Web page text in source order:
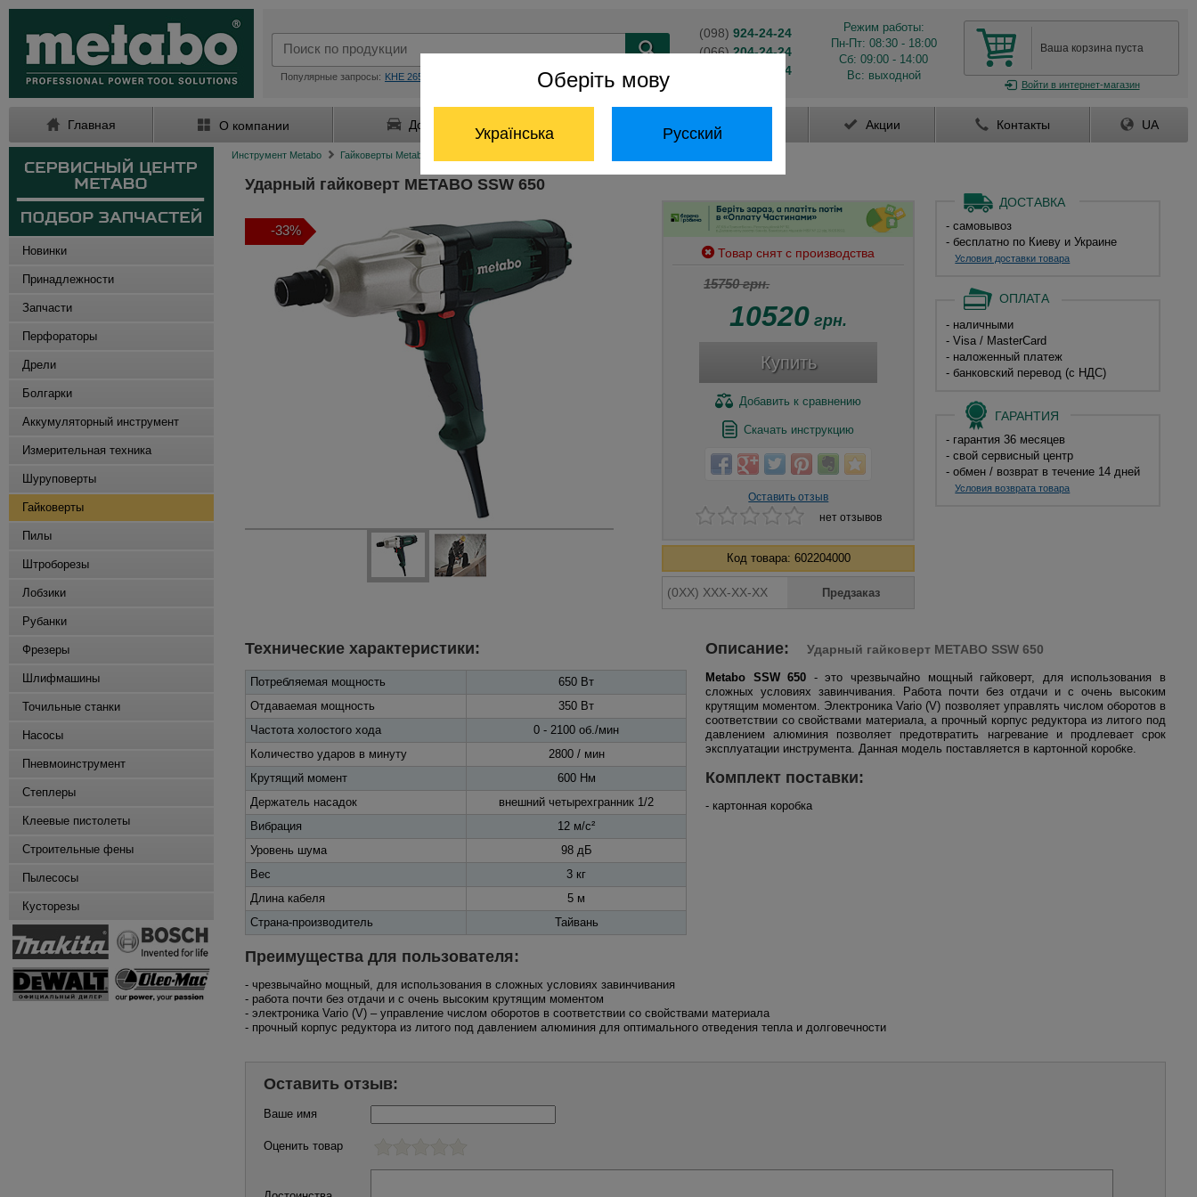
Оберіть мову
Українська Русский
Популярные запросы: KHE 2650
(098) 924-24-24
(066) 204-24-24
824-24-24
Режим работы:
Пн-Пт: 08:30 - 18:00
Сб: 09:00 - 14:00
Вс: выходной
Ваша корзина пуста
Войтив интернет-магазин
Главная О компании Доставка и оплата Гарантия и сервис Акции Контакты UA
Новинки
Принадлежности
Запчасти
Перфораторы
Дрели
Болгарки
Аккумуляторный инструмент
Измерительная техника
Шуруповерты
Гайковерты
Пилы
Штроборезы
Лобзики
Рубанки
Фрезеры
Шлифмашины
Точильные станки
Насосы
Пневмоинструмент
Степлеры
Клеевые пистолеты
Строительные фены
Пылесосы
Кусторезы
Инструмент Metabo Гайковерты Metabo
Ударный гайковерт METABO SSW 650
-33%
Товар снят с производства
15750 грн.
10520 грн.
Купить
Добавить к сравнению
Скачать инструкцию
Оставить отзыв
нет отзывов
Код товара: 602204000
ДОСТАВКА
- самовывоз
- бесплатно по Киеву и Украине
Условия доставки товара
ОПЛАТА
- наличными
- Visa / MasterCard
- наложенный платеж
- банковский перевод (с НДС)
ГАРАНТИЯ
- гарантия 36 месяцев
- свой сервисный центр
- обмен / возврат в течение 14 дней
Условия возврата товара
Технические характеристики:
Потребляемая мощность
650 Вт
Отдаваемая мощность
350 Вт
Частота холостого хода
0 - 2100 об./мин
Количество ударов в минуту
2800 / мин
Крутящий момент
600 Нм
Держатель насадок
внешний четырехгранник 1/2
Вибрация
12 м/с²
Уровень шума
98 дБ
Вес
3 кг
Длина кабеля
5 м
Страна-производитель
Тайвань
Описание: Ударный гайковерт METABO SSW 650
Metabo SSW 650 - это чрезвычайно мощный гайковерт, для использования в
сложных условиях завинчивания. Работа почти без отдачи и с очень высоким
крутящим моментом. Электроника Vario (V) позволяет управлять числом оборотов в
соответствии со свойствами материала, а прочный корпус редуктора из литого под
давлением алюминия позволяет предотвратить нагревание и продлевает срок
эксплуатации инструмента. Данная модель поставляется в картонной коробке.
Комплект поставки:
- картонная коробка
Преимущества для пользователя:
- чрезвычайно мощный, для использования в сложных условиях завинчивания
- работа почти без отдачи и с очень высоким крутящим моментом
- электроника Vario (V) – управление числом оборотов в соответствии со свойствами материала
- прочный корпус редуктора из литого под давлением алюминия для оптимального отведения тепла и долговечности
Оставить отзыв:
Ваше имя
Оценить товар